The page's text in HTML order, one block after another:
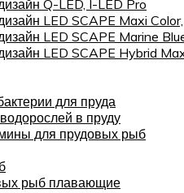
Q-LED, I-LED Pro
LED SCAPE Maxi
LED SCAPE Marine
LED SCAPE Hybrid
для пруда
в пруду
для прудовых рыб
рыб плавающие